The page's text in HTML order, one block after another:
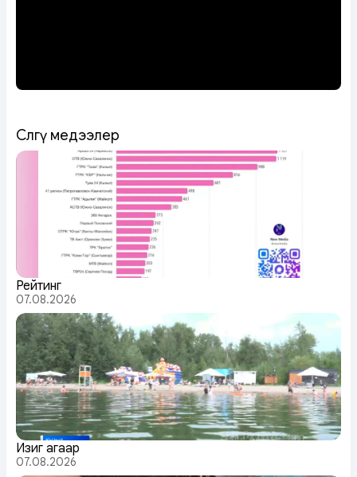
Сөөлгү медээлер
Рейтинг
07.08.2026
Изиг агаар
07.08.2026